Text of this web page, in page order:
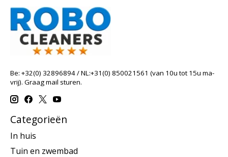
Be: +32(0) 32896894 / NL:+31(0) 850021561 (van 10u tot 15u ma-
vrij). Graag mail sturen.
Categorieën
In huis
Tuin en zwembad